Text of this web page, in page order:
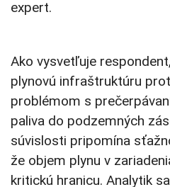
expert.
Ako vysvetľuje
plynovú infraštruktúru
problémom s
paliva do podzemných
súvislosti pripomína
že objem plynu v
kritickú hranicu. Analytik